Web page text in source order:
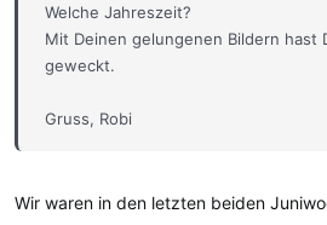
Welche Jahreszeit?
Mit Deinen gelungenen Bildern hast
geweckt.
Gruss, Robi
Wir waren in den letzten beiden